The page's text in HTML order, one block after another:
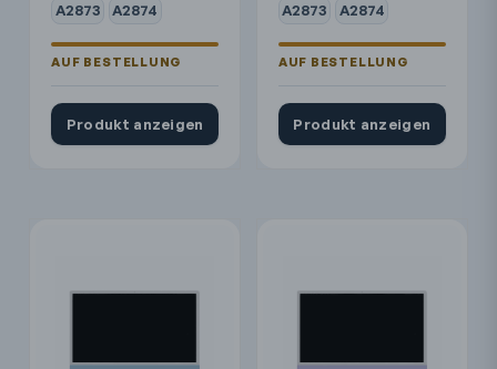
A2873 A2874
Produkt anzeigen
A2873 A2874
Produkt anzeigen